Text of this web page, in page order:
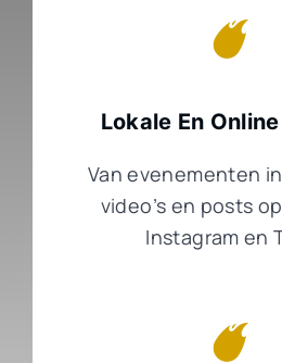
Lokale En
Van evenementen
video’s en posts
Instagram en